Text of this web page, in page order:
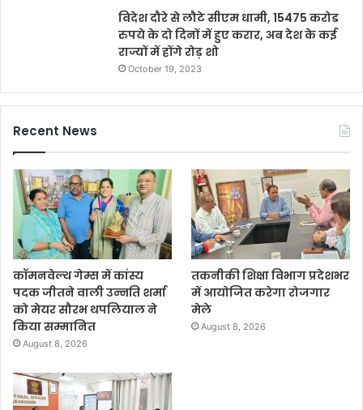
विदेश दौरे से लौटे सीएम धामी, 15475 करोड
रुपये के दो दिनों में हुए करार, अब देश के कई
राज्यों में होंगे रोड़ शो
October 19, 2023
Recent News
कॉमनवेल्थ गेम्स में कांस्य
पदक जीतने वाली उन्नति शर्मा
को मेयर सौरभ थपलियाल ने
किया सम्मानित
August 8, 2026
तकनीकी शिक्षा विभाग प्रदेशभर
में आयोजित करेगा रोजगार
मेले
August 8, 2026